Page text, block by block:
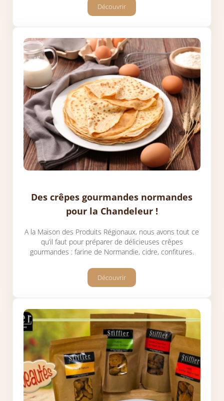
DécouvrirFoie gras mi-cuit préparé par l’élevage
Des crêpes gourmandes normandes
pour la Chandeleur !
A la Maison des Produits Régionaux, nous avons tout ce
qu’il faut pour préparer de délicieuses crêpes
gourmandes : farine de Normandie, cidre, confitures.
DécouvrirDes crêpes gourmandes normandes